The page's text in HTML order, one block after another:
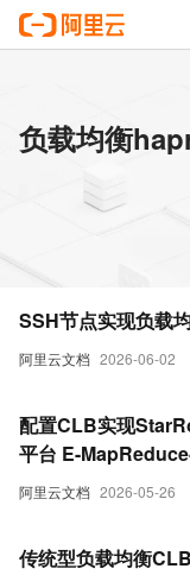
负载均衡
阿里云文档 2026-06-02
SSH节点实现负载
阿里云文档 2026-05-26
配置CLB实现
平台 E-
传统型负载均衡